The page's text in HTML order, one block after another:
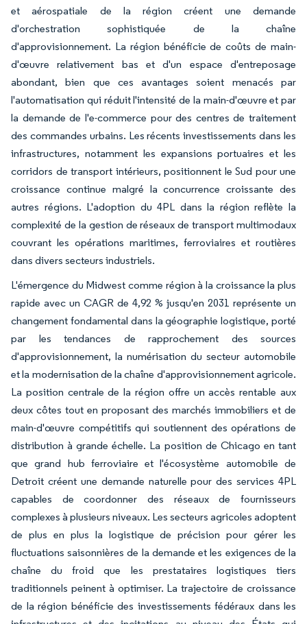
et aérospatiale de la région créent une demande
d'orchestration sophistiquée de la chaîne
d'approvisionnement. La région bénéficie de coûts de main-
d'œuvre relativement bas et d'un espace d'entreposage
abondant, bien que ces avantages soient menacés par
l'automatisation qui réduit l'intensité de la main-d'œuvre et par
la demande de l'e-commerce pour des centres de traitement
des commandes urbains. Les récents investissements dans les
infrastructures, notamment les expansions portuaires et les
corridors de transport intérieurs, positionnent le Sud pour une
croissance continue malgré la concurrence croissante des
autres régions. L'adoption du 4PL dans la région reflète la
complexité de la gestion de réseaux de transport multimodaux
couvrant les opérations maritimes, ferroviaires et routières
dans divers secteurs industriels.
L'émergence du Midwest comme région à la croissance la plus
rapide avec un CAGR de 4,92 % jusqu'en 2031 représente un
changement fondamental dans la géographie logistique, porté
par les tendances de rapprochement des sources
d'approvisionnement, la numérisation du secteur automobile
et la modernisation de la chaîne d'approvisionnement agricole.
La position centrale de la région offre un accès rentable aux
deux côtes tout en proposant des marchés immobiliers et de
main-d'œuvre compétitifs qui soutiennent des opérations de
distribution à grande échelle. La position de Chicago en tant
que grand hub ferroviaire et l'écosystème automobile de
Detroit créent une demande naturelle pour des services 4PL
capables de coordonner des réseaux de fournisseurs
complexes à plusieurs niveaux. Les secteurs agricoles adoptent
de plus en plus la logistique de précision pour gérer les
fluctuations saisonnières de la demande et les exigences de la
chaîne du froid que les prestataires logistiques tiers
traditionnels peinent à optimiser. La trajectoire de croissance
de la région bénéficie des investissements fédéraux dans les